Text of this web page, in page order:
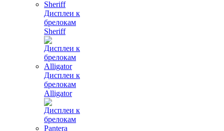
Дисплеи к
брелокам
Sheriff
Дисплеи к
брелокам
Alligator